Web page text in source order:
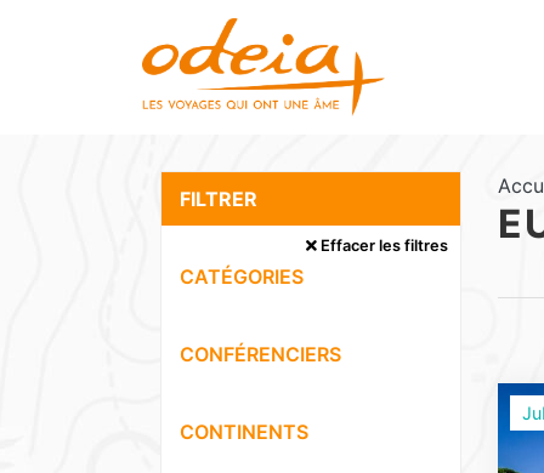
FILTRER
Effacer les filtres
CATÉGORIES
CONFÉRENCIERS
CONTINENTS